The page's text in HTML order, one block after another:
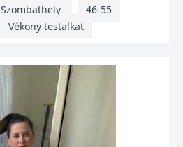
Szombathely
46-55
Vékony testalkat